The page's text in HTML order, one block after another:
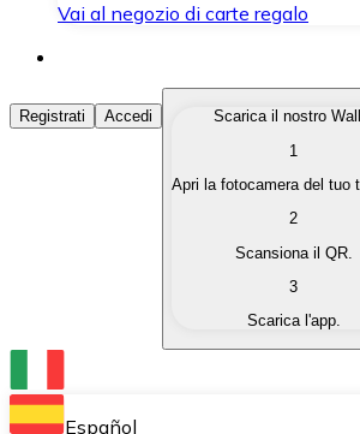
Vai al negozio di carte regalo
Acquista Criptovalute
Acquista le criptovalute che ti
Converti le tue criptovalute in
Scambia una criptovaluta con
Conserva le tue cripto in un Wallet
Registrati Accedi
Scarica il nostro
1
Apri la fotocamera del tuo
2
Scansiona il QR.
3
Scarica l'app.
Español